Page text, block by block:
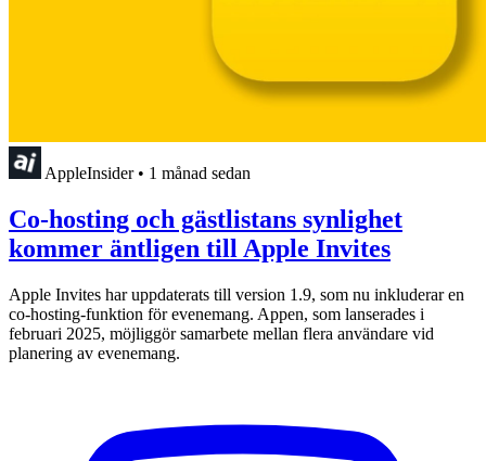
AppleInsider • 1 månad sedan
Co-hosting och gästlistans synlighet
kommer äntligen till Apple Invites
Apple Invites har uppdaterats till version 1.9, som nu inkluderar en
co-hosting-funktion för evenemang. Appen, som lanserades i
februari 2025, möjliggör samarbete mellan flera användare vid
planering av evenemang.